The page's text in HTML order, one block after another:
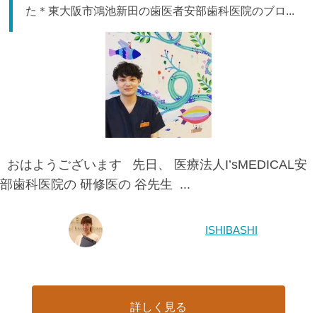
た＊東大阪市鴻池新田の歯医者安部歯科医院のブロ...
おはようございます 先日、 医療法人I’sMEDICAL安
部歯科医院の 研修医の 谷先生 ...
ISHIBASHI
詳しく見る